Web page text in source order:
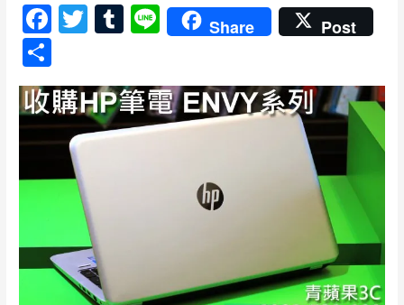
F
c
e
b
o
T
itt
er
T
m
bl
r
Li
n
e
Share Post
享